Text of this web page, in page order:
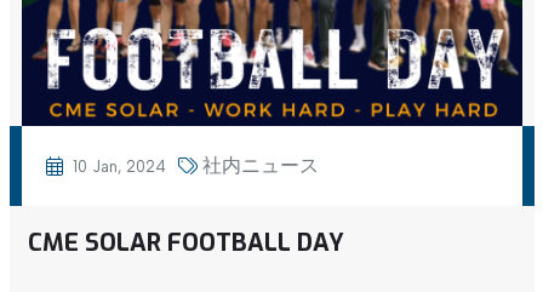
10 Jan, 2024 社内ニュース
CME SOLAR FOOTBALL DAY